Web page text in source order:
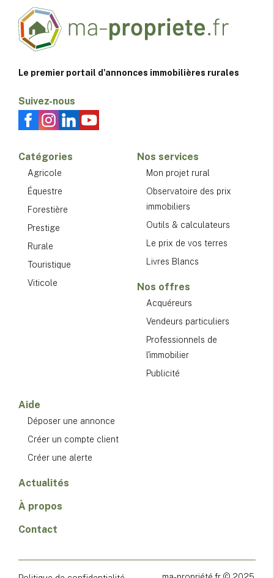
Le premier portail d'annonces immobilières rurales
Suivez-nous
Catégories
Agricole
Équestre
Forestière
Prestige
Rurale
Touristique
Viticole
Nos services
Mon projet rural
Observatoire des prix
immobiliers
Outils & calculateurs
Le prix de vos terres
Livres Blancs
Nos offres
Acquéreurs
Vendeurs particuliers
Professionnels de
l'immobilier
Publicité
Aide
Déposer une annonce
Créer un compte client
Créer une alerte
Actualités
À propos
Contact